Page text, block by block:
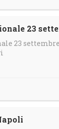
23
23